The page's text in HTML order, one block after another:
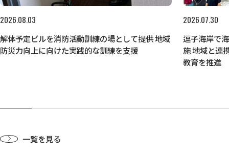
2026.08.03
解体予定ビルを消防活動訓練の場として提供 地域
防災力向上に向けた実践的な訓練を支援
2026.07.30
逗子海岸で
施 地域と連
教育を推進
一覧を見る